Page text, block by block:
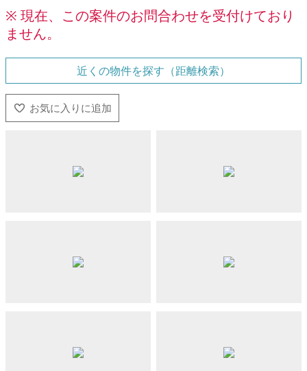
※ 現在、この案件のお問合わせを受付けており
ません。
近くの物件を探す（距離検索）